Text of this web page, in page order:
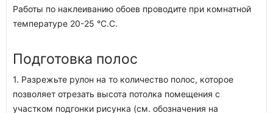
Работы по наклеиванию обоев проводите при комнатной
температуре 20-25 °C.C.
Подготовка полос
1. Разрежьте рулон на то количество полос, которое
позволяет отрезать высота потолка помещения с
участком подгонки рисунка (см. обозначения на